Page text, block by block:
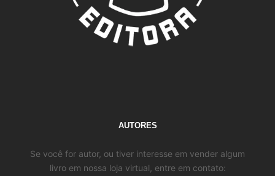
AUTORES
Se você for autor, ou tiver interesse em vender algum
livro em nossa loja virtual, entre em contato: